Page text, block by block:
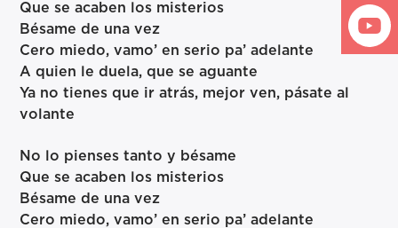
Que se acaben los misterios
Bésame de una vez
Cero miedo, vamo’ en serio pa’ adelante
A quien le duela, que se aguante
Ya no tienes que ir atrás, mejor ven, pásate al
volante
No lo pienses tanto y bésame
Que se acaben los misterios
Bésame de una vez
Cero miedo, vamo’ en serio pa’ adelante